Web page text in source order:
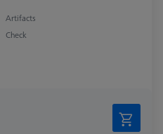
Artifacts
Check